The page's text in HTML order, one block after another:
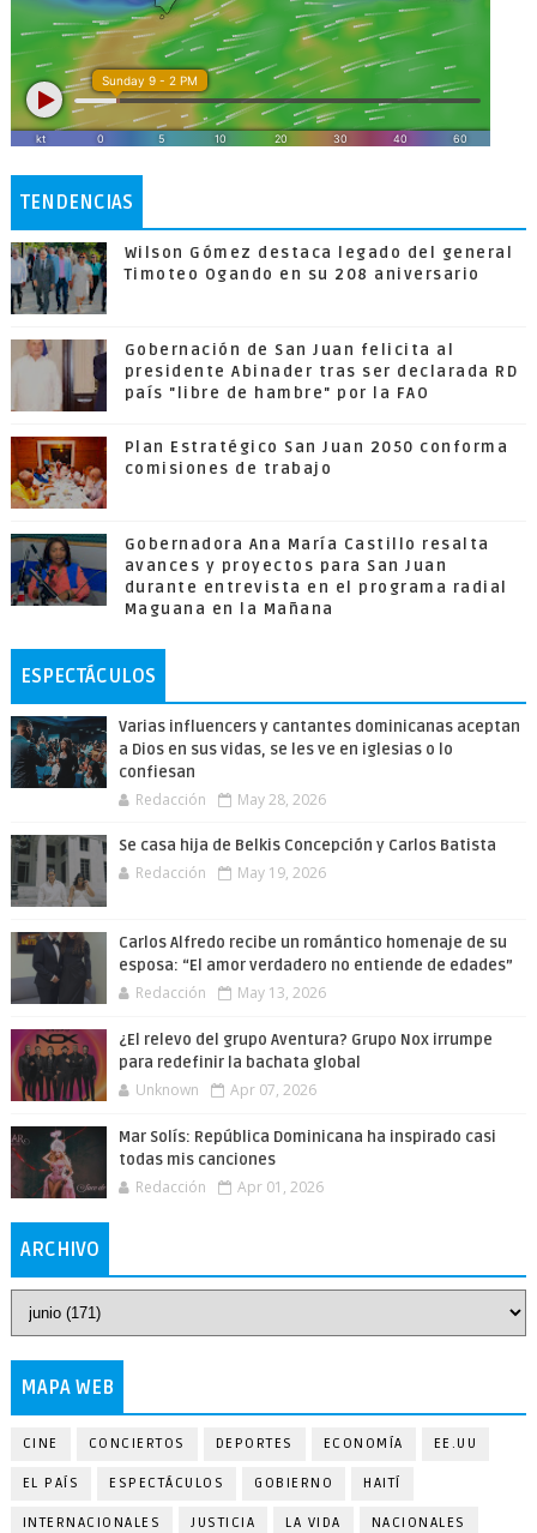
TENDENCIAS
Wilson Gómez destaca legado del general
Timoteo Ogando en su 208 aniversario
Gobernación de San Juan felicita al
presidente Abinader tras ser declarada RD
país "libre de hambre" por la FAO
Plan Estratégico San Juan 2050 conforma
comisiones de trabajo
Gobernadora Ana María Castillo resalta
avances y proyectos para San Juan
durante entrevista en el programa radial
Maguana en la Mañana
ESPECTÁCULOS
Varias influencers y cantantes dominicanas aceptan
a Dios en sus vidas, se les ve en iglesias o lo
confiesan
Redacción May 28, 2026
Se casa hija de Belkis Concepción y Carlos Batista
Redacción May 19, 2026
Carlos Alfredo recibe un romántico homenaje de su
esposa: “El amor verdadero no entiende de edades”
Redacción May 13, 2026
¿El relevo del grupo Aventura? Grupo Nox irrumpe
para redefinir la bachata global
Unknown Apr 07, 2026
Mar Solís: República Dominicana ha inspirado casi
todas mis canciones
Redacción Apr 01, 2026
ARCHIVO
MAPA WEB
CINE CONCIERTOS DEPORTES ECONOMÍA EE.UU
EL PAÍS ESPECTÁCULOS GOBIERNO HAITÍ
INTERNACIONALES JUSTICIA LA VIDA NACIONALES